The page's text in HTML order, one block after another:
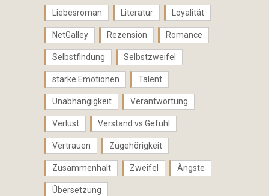
Liebesroman Literatur Loyalität
NetGalley Rezension Romance
Selbstfindung Selbstzweifel
starke Emotionen Talent
Unabhängigkeit Verantwortung
Verlust Verstand vs Gefühl
Vertrauen Zugehörigkeit
Zusammenhalt Zweifel Ängste
Übersetzung